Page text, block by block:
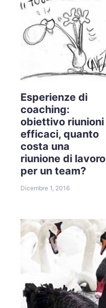
Esperienze di
coaching:
obiettivo riunioni
efficaci, quanto
costa una
riunione di lavoro
per un team?
Dicembre 1, 2016